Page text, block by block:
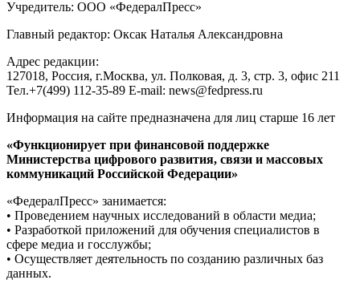
Учредитель: ООО «ФедералПресс»
Главный редактор: Оксак Наталья Александровна
Адрес редакции:
127018, Россия, г.Москва, ул. Полковая, д. 3, стр. 3, офис 211
Тел.+7(499) 112-35-89 E-mail: news@fedpress.ru
Информация на сайте предназначена для лиц старше 16 лет
«Функционирует при финансовой поддержке
Министерства цифрового развития, связи и массовых
коммуникаций Российской Федерации»
«ФедералПресс» занимается:
• Проведением научных исследований в области медиа;
• Разработкой приложений для обучения специалистов в
сфере медиа и госслужбы;
• Осуществляет деятельность по созданию различных баз
данных.